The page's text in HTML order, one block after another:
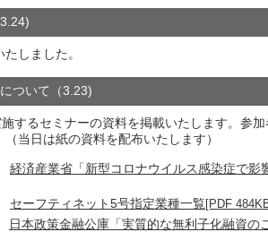
しました。
ついて（3.23)
するセミナーの資料を掲載いたします。参
（当日は紙の資料を配布いたします）
経済産業省「新型コロナウイルス感染症で
セーフティネット5号指定業種一覧[PDF
日本政策金融公庫「実質的な無利子化融資の